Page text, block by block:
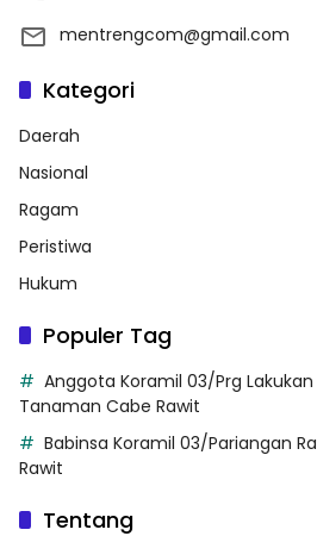
mentrengcom@gmail.com
Kategori
Daerah
Nasional
Ragam
Peristiwa
Hukum
Populer Tag
Anggota Koramil 03/Prg
Tanaman Cabe Rawit
Babinsa Koramil 03/Pariangan
Rawit
Tentang